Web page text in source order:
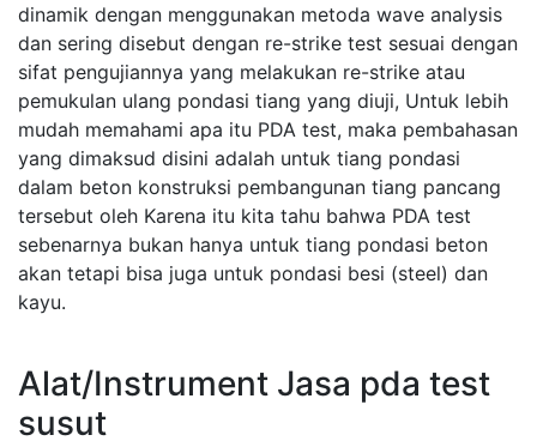
dinamik dengan menggunakan metoda wave analysis
dan sering disebut dengan re-strike test sesuai dengan
sifat pengujiannya yang melakukan re-strike atau
pemukulan ulang pondasi tiang yang diuji, Untuk lebih
mudah memahami apa itu PDA test, maka pembahasan
yang dimaksud disini adalah untuk tiang pondasi
dalam beton konstruksi pembangunan tiang pancang
tersebut oleh Karena itu kita tahu bahwa PDA test
sebenarnya bukan hanya untuk tiang pondasi beton
akan tetapi bisa juga untuk pondasi besi (steel) dan
kayu.
Alat/Instrument Jasa pda test
susut